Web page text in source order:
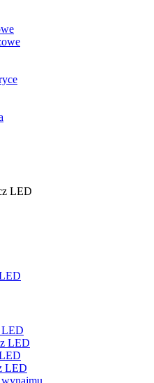
LED
LED
LED